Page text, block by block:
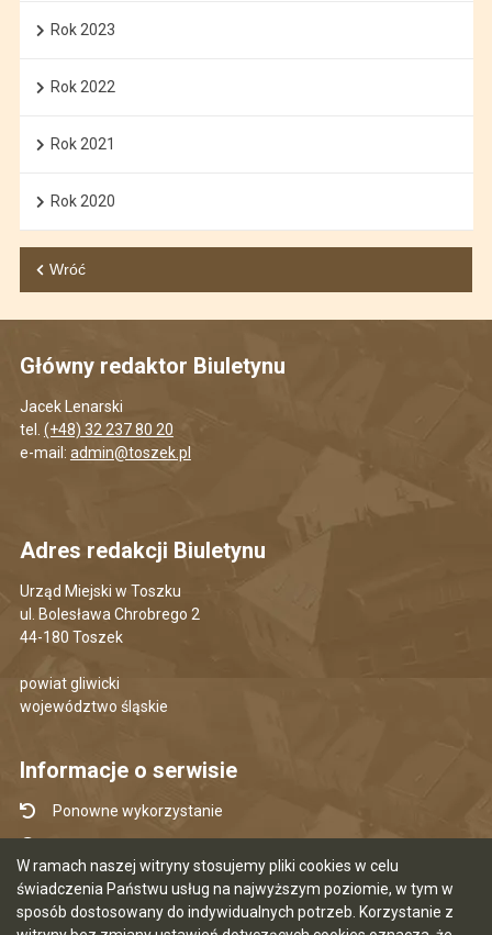
W ramach naszej witryny stosujemy pliki cookies w celu
świadczenia Państwu usług na najwyższym poziomie, w tym w
sposób dostosowany do indywidualnych potrzeb. Korzystanie z
Rok 2023
Rok 2022
Rok 2021
Rok 2020
Wróć
Główny redaktor Biuletynu
Jacek Lenarski
tel. (+48) 32 237 80 20
e-mail: admin@toszek.pl
Adres redakcji Biuletynu
Urząd Miejski w Toszku
ul. Bolesława Chrobrego 2
44-180 Toszek
powiat gliwicki
województwo śląskie
Informacje o serwisie
Ponowne wykorzystanie
Mapa serwisu
Instrukcja obsługi